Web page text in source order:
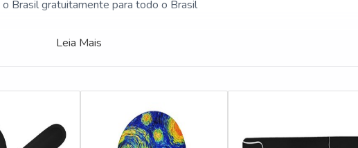
Brasil gratuitamente para todo o Brasil
Leia Mais